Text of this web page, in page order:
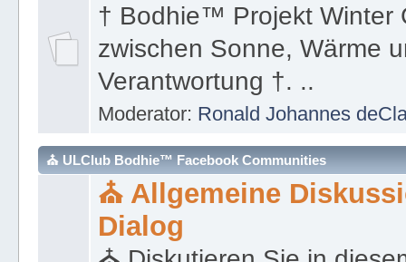
† Bodhie™ Projekt Winter
zwischen Sonne, Wärme
Verantwortung †. ..
Moderator: Ronald Johannes
⛪ ULClub Bodhie™ Facebook Communities
⛪ Allgemeine
Dialog